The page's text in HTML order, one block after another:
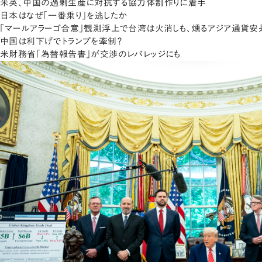
米英、中国の過剰生産に対抗する協力体制作りに着手
日本はなぜ「一番乗り」を逃したか
「マールアラーゴ合意」観測浮上で台湾は火消しも、燻るアジア通貨安
中国は利下げでトランプを牽制？
米財務省「為替報告書」が交渉のレバレッジにも